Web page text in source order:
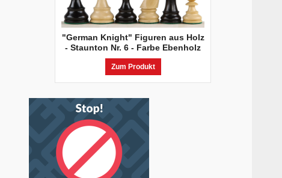
"German Knight" Figuren aus Holz
- Staunton Nr. 6 - Farbe Ebenholz
Zum Produkt